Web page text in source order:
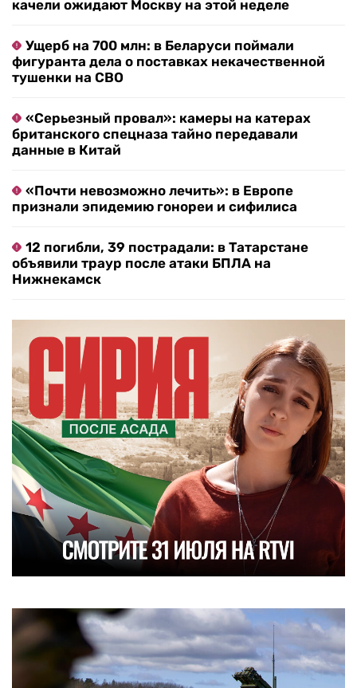
качели ожидают Москву на этой неделе
Ущерб на 700 млн: в Беларуси поймали
фигуранта дела о поставках некачественной
тушенки на СВО
«Серьезный провал»: камеры на катерах
британского спецназа тайно передавали
данные в Китай
«Почти невозможно лечить»: в Европе
признали эпидемию гонореи и сифилиса
12 погибли, 39 пострадали: в Татарстане
объявили траур после атаки БПЛА на
Нижнекамск